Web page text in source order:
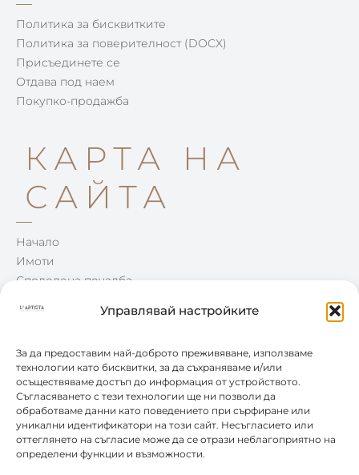
Управлявай настройките
За да предоставим най-доброто преживяване, използваме
технологии като бисквитки, за да съхраняваме и/или
осъществяваме достъп до информация от устройството.
Съгласяването с тези технологии ще ни позволи да
обработваме данни като поведението при сърфиране или
уникални идентификатори на този сайт. Несъгласието или
оттеглянето на съгласие може да се отрази неблагоприятно на
определени функции и възможности.
Политика за бисквитките
Политика за поверителност (DOCX)
Присъединете се
Отдава под наем
Покупко-продажба
КАРТА НА
САЙТА
Начало
Имоти
Споделена печалба
КОНТАКТИ
0877 888 804
office@leartista.bg